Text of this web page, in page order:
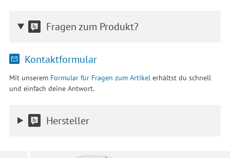
Fragen zum Produkt?
Kontaktformular
Mit unserem Formular für Fragen zum Artikelerhältst du schnell
und einfach deine Antwort.
Hersteller